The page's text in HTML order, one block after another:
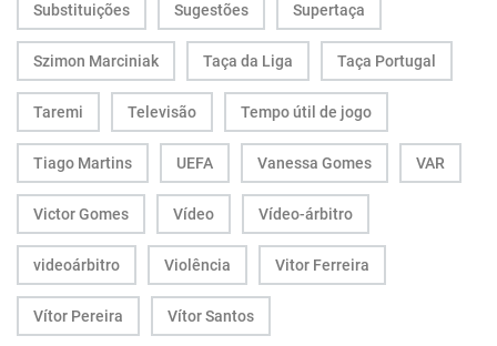
Substituições Sugestões Supertaça
Szimon Marciniak Taça da Liga Taça Portugal
Taremi Televisão Tempo útil de jogo
Tiago Martins UEFA Vanessa Gomes VAR
Victor Gomes Vídeo Vídeo-árbitro
videoárbitro Violência Vitor Ferreira
Vítor Pereira Vítor Santos